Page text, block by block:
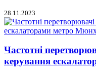
28.11.2023
Частотні
керування